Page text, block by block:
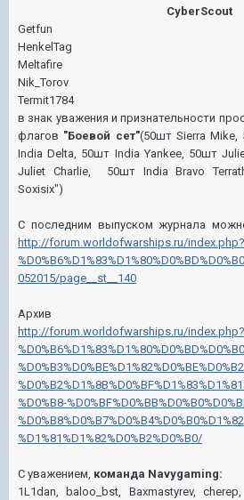
CyberScout
Getfun
HenkelTag
Meltafire
Nik_Torov
Termit1784
в знак уважения и признательности
флагов "Боевой сет"(50шт Sierra Mike,
India Delta, 50шт India Yankee, 50шт
Juliet Charlie, 50шт India Bravo
Soxisix")
С последним выпуском журнала
http://forum.worldofwarships.ru/
052015/page__st__140
Архив
http://forum.worldofwarships.ru/
%D0%B8-
%D1%81%D1%82%D0%B2%D0%B0/
С уважением, команда Navygaming:
1L1dan, baloo_bst, Baxmastyrev,